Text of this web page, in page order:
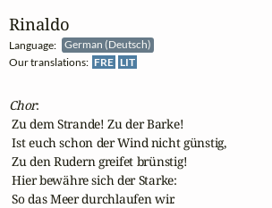
Rinaldo
Language:
German (Deutsch)
Our translations: FRE LIT
Chor:
Zu dem Strande! Zu der Barke!
Ist euch schon der Wind nicht günstig,
Zu den Rudern greifet brünstig!
Hier bewähre sich der Starke:
So das Meer durchlaufen wir.